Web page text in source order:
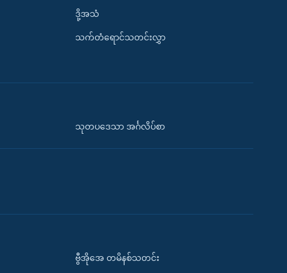
ဒို့အသံ
သက်တံရောင်သတင်းလွှာ
သုတပဒေသာ အင်္ဂလိပ်စာ
ဗွီအိုအေ တမိနစ်သတင်း